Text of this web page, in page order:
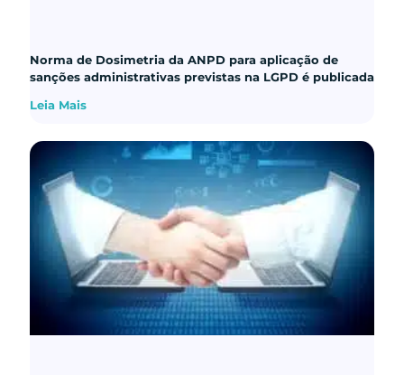
Norma de Dosimetria da ANPD para aplicação de
sanções administrativas previstas na LGPD é publicada
Leia Mais